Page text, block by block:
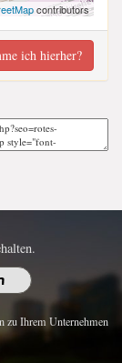
contributors
ich hierher?
zu Ihrem Unternehmen